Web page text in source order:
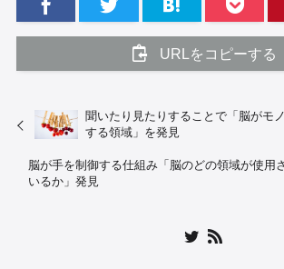
URLをコピーする
聞いたり見たりすることで「脳がモ
する領域」を発見
脳が手を制御する仕組み「脳のどの領域が使用
いるか」発見